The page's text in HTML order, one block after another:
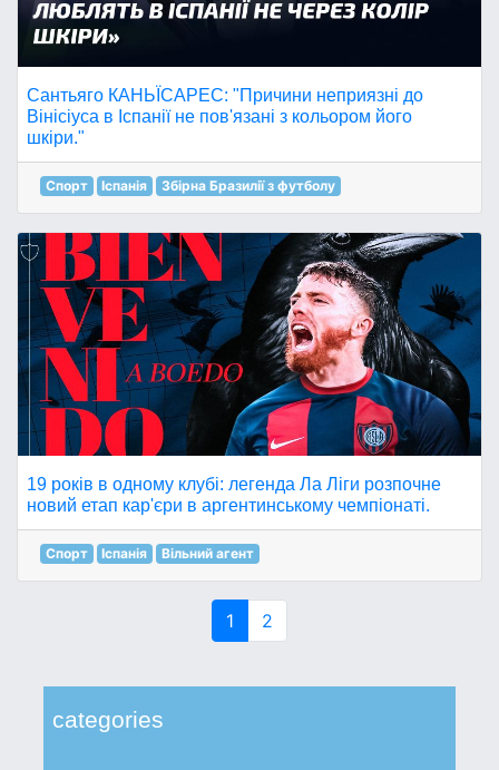
categories
Сантьяго КАНЬЇСАРЕС: "Причини неприязні до
Вінісіуса в Іспанії не пов'язані з кольором його
шкіри."
Спорт Іспанія Збірна Бразилії з футболу
19 років в одному клубі: легенда Ла Ліги розпочне
новий етап кар'єри в аргентинському чемпіонаті.
Спорт Іспанія Вільний агент
1 2